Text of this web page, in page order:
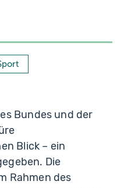
Bundes und der
Blick – ein
Die
Rahmen des